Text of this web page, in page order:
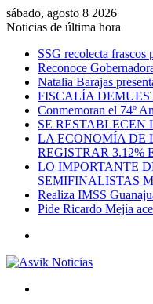
sábado, agosto 8 2026
Noticias de última hora
SSG recolecta frascos
Reconoce
Natalia Barajas
FISCALÍA
Conmemoran el 74º
SE
LA ECONOMÍA DE
REGISTRAR 3.12%
LO IMPORTANTE
SEMIFINALISTAS
Realiza IMSS
Pide Ricardo Mejía